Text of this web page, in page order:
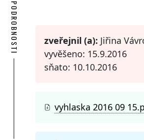
PODROBNOSTI zveřejnil (a): Jiřina
vyvěšeno: 15.9.2016
sňato: 10.10.2016
vyhlaska 2016 09